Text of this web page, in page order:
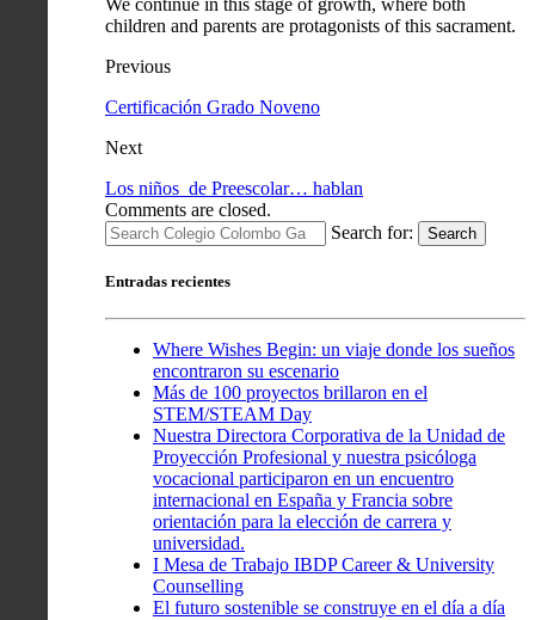
children and parents are protagonists of this sacrament.
Previous
Certificación Grado Noveno
Next
Los niños de Preescolar… hablan
Comments are closed.
Search for:
Search
Entradas recientes
Where Wishes Begin: un viaje donde los sueños
encontraron su escenario
Más de 100 proyectos brillaron en el
STEM/STEAM Day
Nuestra Directora Corporativa de la Unidad de
Proyección Profesional y nuestra psicóloga
vocacional participaron en un encuentro
internacional en España y Francia sobre
orientación para la elección de carrera y
universidad.
I Mesa de Trabajo IBDP Career & University
Counselling
El futuro sostenible se construye en el día a día